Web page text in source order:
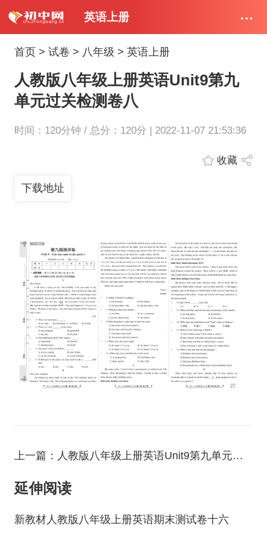
英语上册
首页 > 试卷 > 八年级 > 英语上册
人教版八年级上册英语Unit9第九
单元过关检测卷八
时间：120分钟 / 总分：120分 | 2022-11-07 21:53:36
收藏
下载地址
上一篇：人教版八年级上册英语Unit9第九单元过关检测卷七
延伸阅读
新教材人教版八年级上册英语期末测试卷十六